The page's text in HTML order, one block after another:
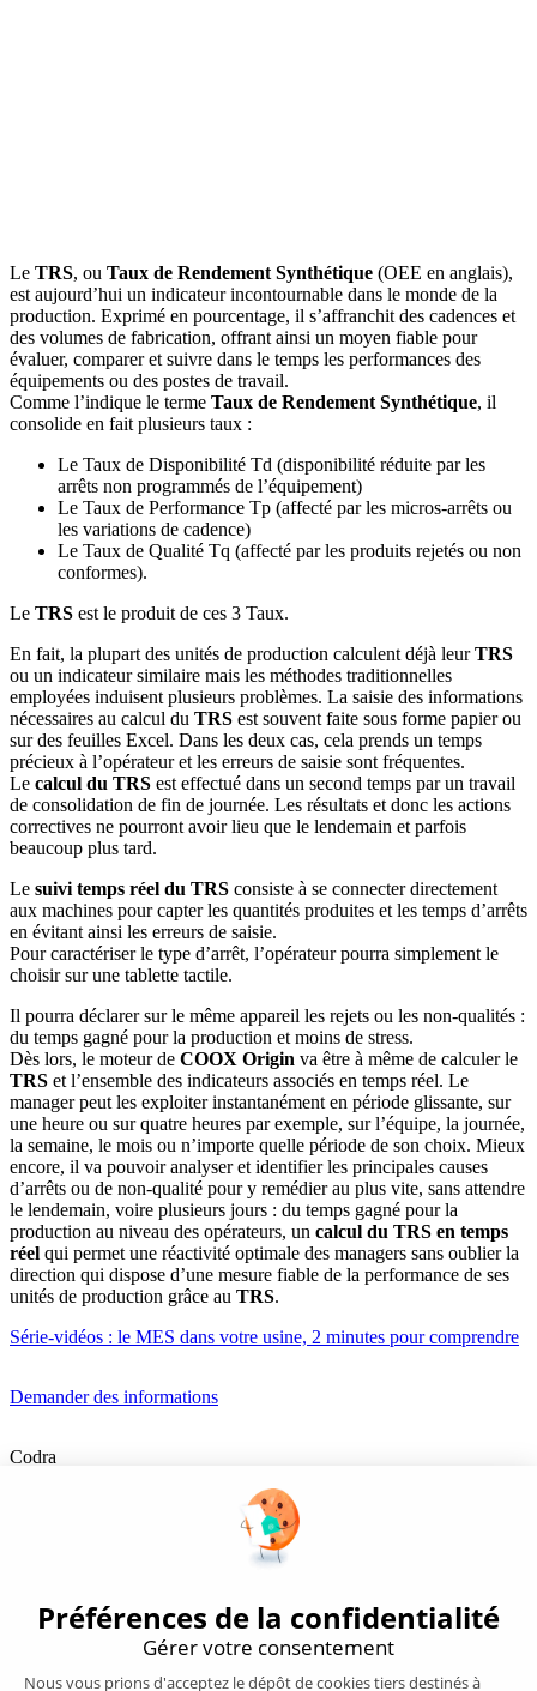
Le TRS, ou Taux de Rendement Synthétique (OEE en anglais),
est aujourd’hui un indicateur incontournable dans le monde de la
production. Exprimé en pourcentage, il s’affranchit des cadences et
des volumes de fabrication, offrant ainsi un moyen fiable pour
évaluer, comparer et suivre dans le temps les performances des
équipements ou des postes de travail.
Comme l’indique le terme Taux de Rendement Synthétique, il
consolide en fait plusieurs taux :
Le Taux de Disponibilité Td (disponibilité réduite par les
arrêts non programmés de l’équipement)
Le Taux de Performance Tp (affecté par les micros-arrêts ou
les variations de cadence)
Le Taux de Qualité Tq (affecté par les produits rejetés ou non
conformes).
Le TRS est le produit de ces 3 Taux.
En fait, la plupart des unités de production calculent déjà leurTRS
ou un indicateur similaire mais les méthodes traditionnelles
employées induisent plusieurs problèmes. La saisie des informations
nécessaires au calcul du TRS est souvent faite sous forme papier ou
sur des feuilles Excel. Dans les deux cas, cela prends un temps
précieux à l’opérateur et les erreurs de saisie sont fréquentes.
Le calcul du TRS est effectué dans un second temps par un travail
de consolidation de fin de journée. Les résultats et donc les actions
correctives ne pourront avoir lieu que le lendemain et parfois
beaucoup plus tard.
Le suivi temps réel du TRS consiste à se connecter directement
aux machines pour capter les quantités produites et les temps d’arrêts
en évitant ainsi les erreurs de saisie.
Pour caractériser le type d’arrêt, l’opérateur pourra simplement le
choisir sur une tablette tactile.
Il pourra déclarer sur le même appareil les rejets ou les non-qualités :
du temps gagné pour la production et moins de stress.
Dès lors, le moteur de COOX Origin va être à même de calculer le
TRS et l’ensemble des indicateurs associés en temps réel. Le
manager peut les exploiter instantanément en période glissante, sur
une heure ou sur quatre heures par exemple, sur l’équipe, la journée,
la semaine, le mois ou n’importe quelle période de son choix. Mieux
encore, il va pouvoir analyser et identifier les principales causes
d’arrêts ou de non-qualité pour y remédier au plus vite, sans attendre
le lendemain, voire plusieurs jours : du temps gagné pour la
production au niveau des opérateurs, un calcul du TRS en temps
réel qui permet une réactivité optimale des managers sans oublier la
direction qui dispose d’une mesure fiable de la performance de ses
unités de production grâce au TRS.
Série-vidéos : le MES dans votre usine, 2 minutes pour comprendre
Demander des informations
Codra
Éditeur des logiciels Panorama Suite et COOX Origin, CODRA est
également un acteur reconnu dans le secteur de l'ingénierie logicielle